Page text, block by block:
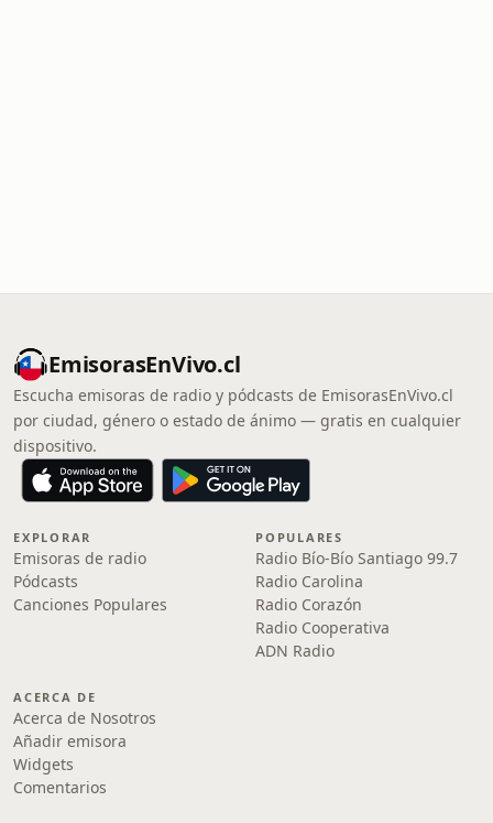
EmisorasEnVivo.cl
Escucha emisoras de radio y pódcasts de EmisorasEnVivo.cl
por ciudad, género o estado de ánimo — gratis en cualquier
dispositivo.
EXPLORAR
Emisoras de radio
Pódcasts
Canciones Populares
POPULARES
Radio Bío-Bío Santiago 99.7
Radio Carolina
Radio Corazón
Radio Cooperativa
ADN Radio
ACERCA DE
Acerca de Nosotros
Añadir emisora
Widgets
Comentarios